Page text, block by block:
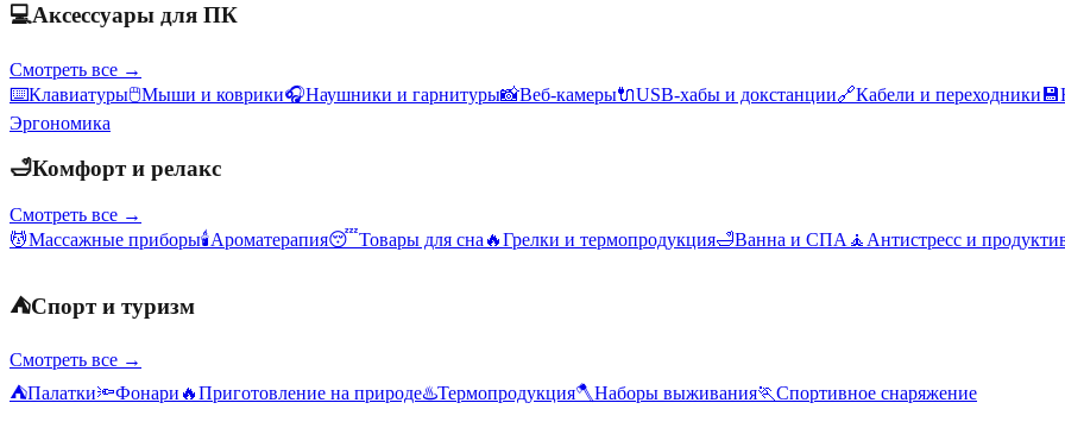
💻Аксессуары для ПК
Смотреть все →
⌨️Клавиатуры🖱️Мыши и коврики🎧Наушники и гарнитуры📸Веб-камеры🔌USB-хабы и докстанции🔗Кабели и переходники 💾
Эргономика
🛁Комфорт и релакс
Смотреть все →
💆Массажные приборы🕯️Ароматерапия😴Товары для сна 🔥Грелки и термопродукция🛁Ванна и СПА 🧘 Антистресс и
⛺Спорт и туризм
Смотреть все →
⛺Палатки🔦Фонари 🔥Приготовление на природе♨️Термопродукция🪓Наборы выживания🏃Спортивное снаряжение